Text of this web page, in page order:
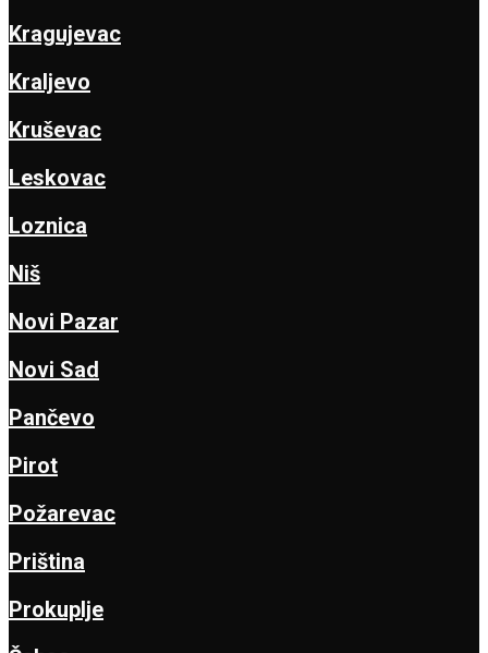
Kragujevac
Kraljevo
Kruševac
Leskovac
Loznica
Niš
Novi Pazar
Novi Sad
Pančevo
Pirot
Požarevac
Priština
Prokuplje